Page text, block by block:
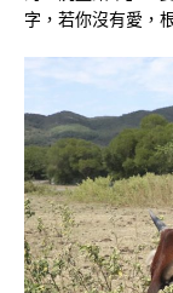
字，若你沒有愛，